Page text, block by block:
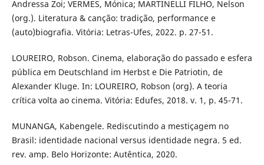
Andressa Zoi; VERMES, Mónica; MARTINELLI FILHO, Nelson
(org.). Literatura & canção: tradição, performance e
(auto)biografia. Vitória: Letras-Ufes, 2022. p. 27-51.
LOUREIRO, Robson. Cinema, elaboração do passado e esfera
pública em Deutschland im Herbst e Die Patriotin, de
Alexander Kluge. In: LOUREIRO, Robson (org). A teoria
crítica volta ao cinema. Vitória: Edufes, 2018. v. 1, p. 45-71.
MUNANGA, Kabengele. Rediscutindo a mestiçagem no
Brasil: identidade nacional versus identidade negra. 5 ed.
rev. amp. Belo Horizonte: Autêntica, 2020.